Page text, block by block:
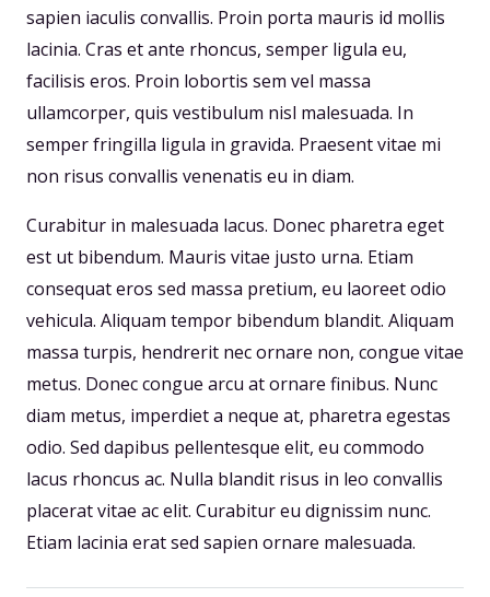
sapien iaculis convallis. Proin porta mauris id mollis
lacinia. Cras et ante rhoncus, semper ligula eu,
facilisis eros. Proin lobortis sem vel massa
ullamcorper, quis vestibulum nisl malesuada. In
semper fringilla ligula in gravida. Praesent vitae mi
non risus convallis venenatis eu in diam.
Curabitur in malesuada lacus. Donec pharetra eget
est ut bibendum. Mauris vitae justo urna. Etiam
consequat eros sed massa pretium, eu laoreet odio
vehicula. Aliquam tempor bibendum blandit. Aliquam
massa turpis, hendrerit nec ornare non, congue vitae
metus. Donec congue arcu at ornare finibus. Nunc
diam metus, imperdiet a neque at, pharetra egestas
odio. Sed dapibus pellentesque elit, eu commodo
lacus rhoncus ac. Nulla blandit risus in leo convallis
placerat vitae ac elit. Curabitur eu dignissim nunc.
Etiam lacinia erat sed sapien ornare malesuada.